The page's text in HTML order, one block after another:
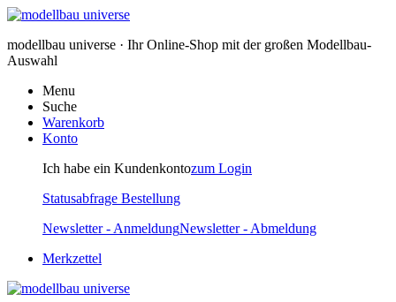
modellbau universe · Ihr Online-Shop mit der großen Modellbau-
Auswahl
Menu
Suche
Warenkorb
Konto
Ich habe ein Kundenkontozum Login
Statusabfrage Bestellung
Newsletter - AnmeldungNewsletter - Abmeldung
Merkzettel